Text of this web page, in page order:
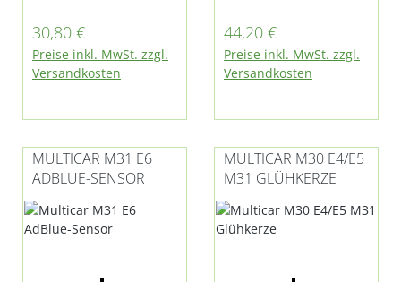
Regulärer Preis:
30,80 €
Preise inkl. MwSt. zzgl.
Versandkosten
ales Ersatzteil des
Herstellers passend
für Multicar M31 E6
Regulärer Preis:
44,20 €
Preise inkl. MwSt. zzgl.
Versandkosten
MULTICAR M31 E6
ADBLUE-SENSOR
MULTICAR M30 E4/E5
M31 GLÜHKERZE